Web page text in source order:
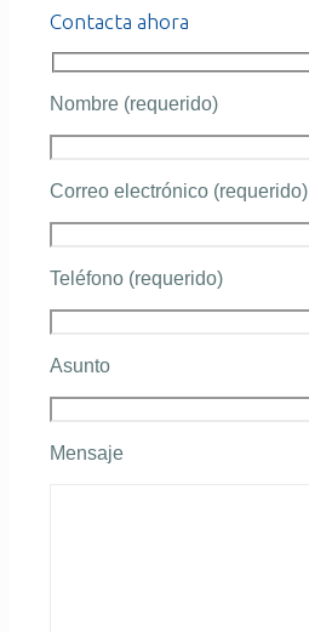
Contacta ahora
Nombre (requerido)
Correo electrónico (requerido)
Teléfono (requerido)
Asunto
Mensaje